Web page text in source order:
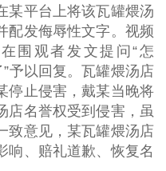
某平台上将该瓦罐煨汤
配发侮辱性文字。视频
围观者发文提问“怎
予以回复。瓦罐煨汤店
停止侵害，戴某当晚将
店名誉权受到侵害，虽
致意见，某瓦罐煨汤店
响、赔礼道歉、恢复名